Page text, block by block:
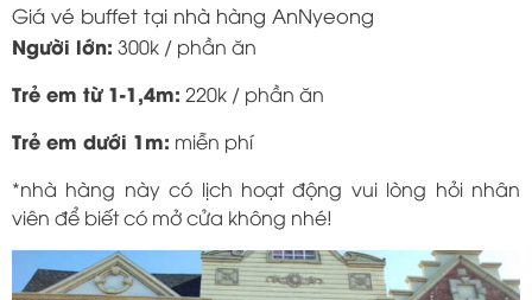
Giá vé buffet tại nhà hàng AnNyeong
Người lớn: 300k / phần ăn
Trẻ em từ 1-1,4m: 220k / phần ăn
Trẻ em dưới 1m: miễn phí
*nhà hàng này có lịch hoạt động vui lòng hỏi nhân
viên để biết có mở cửa không nhé!